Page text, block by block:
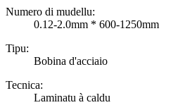
Numero di mudellu:
0.12-2.0mm * 600-1250mm
Tipu:
Bobina d'acciaio
Tecnica:
Laminatu à caldu